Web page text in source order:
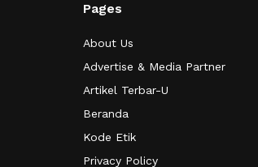
Pages
About Us
Advertise & Media Partner
Artikel Terbar-U
Beranda
Kode Etik
Privacy Policy